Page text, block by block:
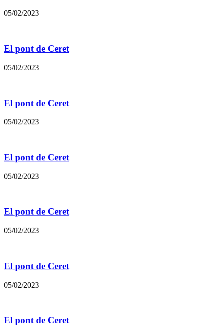
05/02/2023
El pont de Ceret
05/02/2023
El pont de Ceret
05/02/2023
El pont de Ceret
05/02/2023
El pont de Ceret
05/02/2023
El pont de Ceret
05/02/2023
El pont de Ceret